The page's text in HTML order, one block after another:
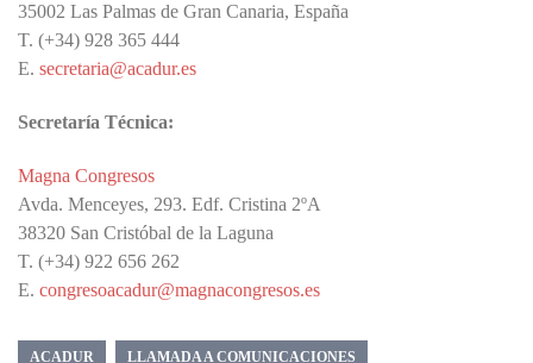
35002 Las Palmas de Gran Canaria, España
T. (+34) 928 365 444
E. secretaria@acadur.es
Secretaría Técnica:
Magna Congresos
Avda. Menceyes, 293. Edf. Cristina 2ºA
38320 San Cristóbal de la Laguna
T. (+34) 922 656 262
E. congresoacadur@magnacongresos.es
ACADUR
LLAMADA A COMUNICACIONES